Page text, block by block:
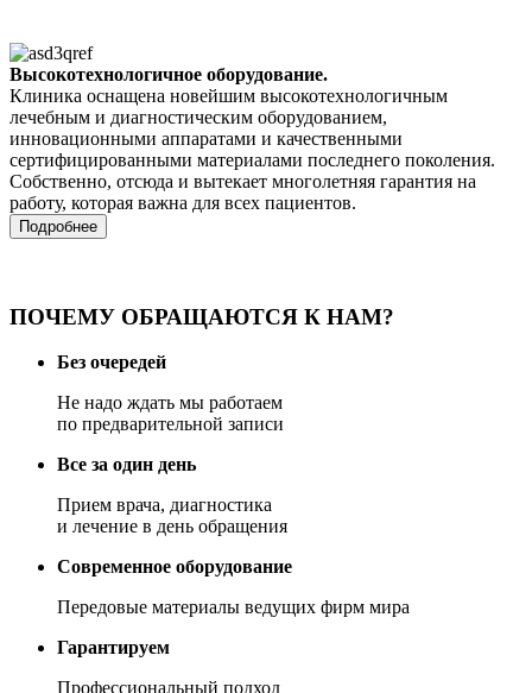
Высокотехнологичное оборудование.
Клиника оснащена новейшим высокотехнологичным
лечебным и диагностическим оборудованием,
инновационными аппаратами и качественными
сертифицированными материалами последнего поколения.
Собственно, отсюда и вытекает многолетняя гарантия на
работу, которая важна для всех пациентов.
Подробнее
ПОЧЕМУ ОБРАЩАЮТСЯ К НАМ?
Без очередей
Не надо ждать мы работаем
по предварительной записи
Все за один день
Прием врача, диагностика
и лечение в день обращения
Современное оборудование
Передовые материалы ведущих фирм мира
Гарантируем
Профессиональный подход